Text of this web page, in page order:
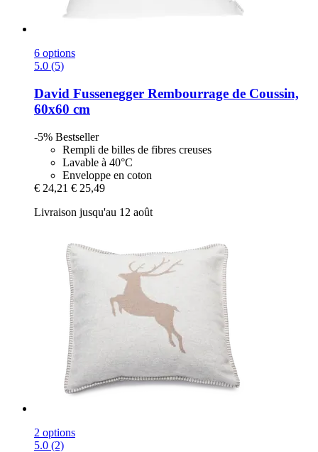
6 options
5.0 (5)
David Fussenegger Rembourrage de Coussin,
60x60 cm
-5% Bestseller
Rempli de billes de fibres creuses
Lavable à 40°C
Enveloppe en coton
€ 24,21 € 25,49
Livraison jusqu'au 12 août
2 options
5.0 (2)